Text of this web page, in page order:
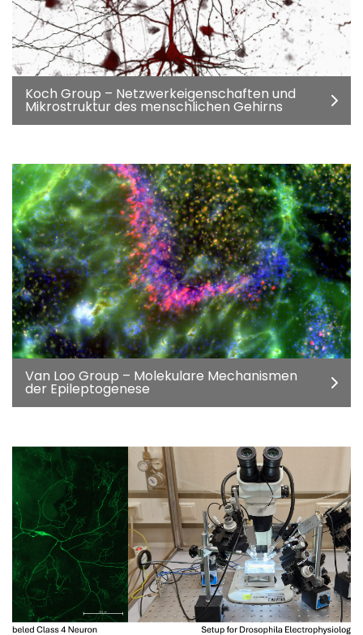
Koch Group – Netzwerkeigenschaften und
Mikrostruktur des menschlichen Gehirns
Van Loo Group – Molekulare Mechanismen
der Epileptogenese